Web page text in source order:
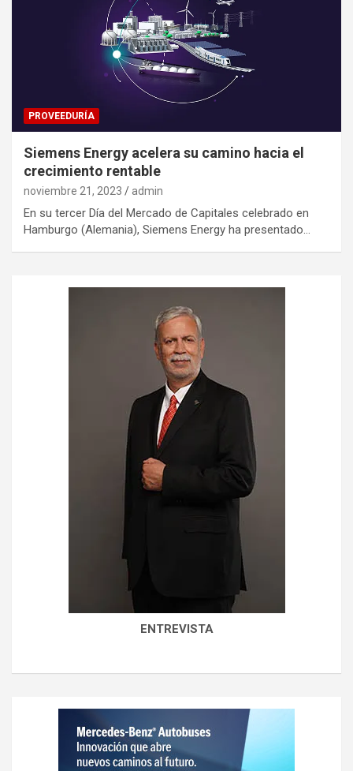
PROVEEDURÍA
Siemens Energy acelera su camino hacia el
crecimiento rentable
noviembre 21, 2023 admin
En su tercer Día del Mercado de Capitales celebrado en
Hamburgo (Alemania), Siemens Energy ha presentado…
ENTREVISTA